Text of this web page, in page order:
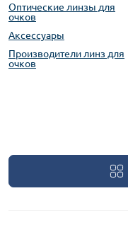
Оптические линзы для
очков
Аксессуары
Производители линз для
очков